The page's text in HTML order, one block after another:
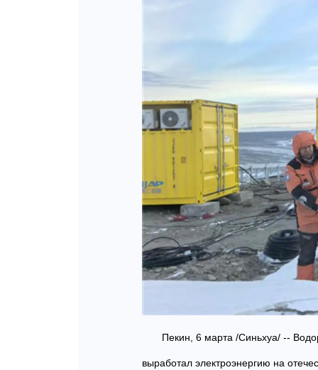
Пекин, 6 марта /Синьхуа/ --
выработал электроэнергию на